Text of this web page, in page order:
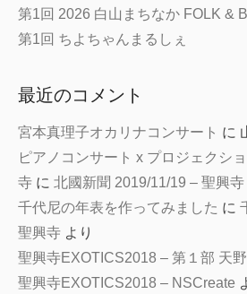
第1回 2026 白山まちなか FOLK &
第1回 ちよちゃんまるしぇ
最近のコメント
宮本真理子オカリナコンサート に
ピアノコンサート x プロジェクシ
寺 に 北國新聞 2019/11/19 – 聖興寺
千代尼の年表を作ってみました に
聖興寺 より
聖興寺EXOTICS2018 – 第１部 天
聖興寺EXOTICS2018 – NSCreate